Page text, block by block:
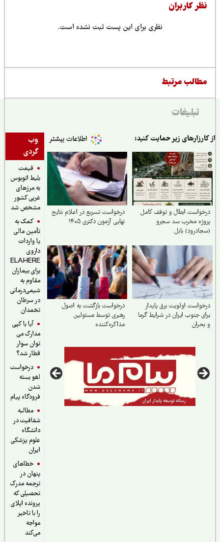
کاربران
نظری برای این پست ثبت نشده است.
مرتبط
تبلیغات
وب
گردی
قیمت
بلیط اتوبوس
به مرزهای
غربی کشور
مشخص شد
کمک به
تأمین مالی
یا واردات
داروی
ELAHERE
برای بیماران
مقاوم به
شیمی‌درمانی
در سرطان
تخمدان
آیا با کپی
مدارک می
توان سوار
قطار شد؟
درخواست
لغو بسته
فرودگاه پیام
مطالبه
شفافیت در
دانشگاه
علوم پزشکی
خطاهای
پنهان در
ترجمه مدرک
تحصیلی که
پرونده اپلای
را با تاخیر
زیر حمایت کنید:
ابطال و توقف کامل
مخرب سد سجرو
بابل
درخواست تسریع در اعلام نتایج
نهایی آزمون دکتری ۱۴۰۵
اولویت برق پایدار
جنوب ایران در شرایط گرما
درخواست بازگشت به اصول
رهبری توسط مسئولین
مذاکره‌کننده